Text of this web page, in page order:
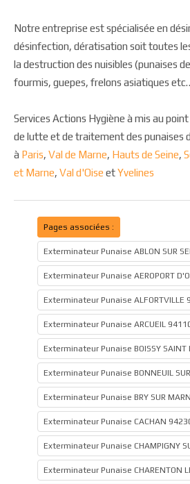
Notre entreprise est spécialisée en
désinfection, dératisation soit toutes
la destruction des nuisibles (punaises
fourmis, guepes, frelons asiatiques
Services Actions Hygiène à mis au
de lutte et de traitement des punaises
à Paris, Val de Marne, Hauts de Seine,
et Marne, Val d'Oise etYvelines
Pages associées :
Exterminateur Punaise ABLON SUR
Exterminateur Punaise AEROPORT
Exterminateur Punaise ALFORTVILLE
Exterminateur Punaise ARCUEIL
Exterminateur Punaise BOISSY SAINT
Exterminateur Punaise BONNEUIL
Exterminateur Punaise BRY SUR
Exterminateur Punaise CACHAN
Exterminateur Punaise CHAMPIGNY
Exterminateur Punaise CHARENTON